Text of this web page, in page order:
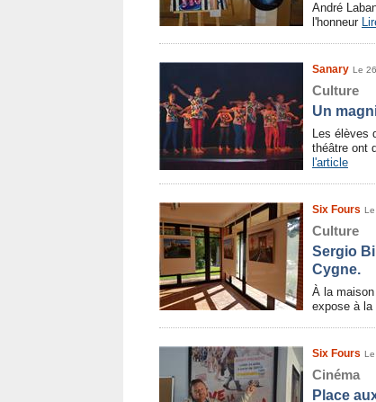
André
l'honneur
Sanary Le
Culture
Un
Les élèves
théâtre ont
l'article
Six Fours
Culture
Sergio
Cygne.
À la
expose à la
Six Fours
Cinéma
Place